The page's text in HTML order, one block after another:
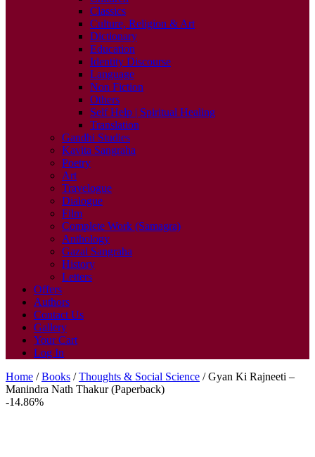
Classics
Culture, Religion & Art
Dictionary
Education
Identity Discourse
Language
Non Fiction
Others
Self Help | Spiritual Healing
Translation
Gandhi Studies
Kavita Sangraha
Poetry
Art
Travelogue
Dialogue
Film
Complete Work (Samagra)
Anthology
Gazal Sangraha
History
Letters
Offers
Authors
Contact Us
Gallery
Your Cart
Log In
Home /Books /Thoughts & Social Science / Gyan Ki Rajneeti –
Manindra Nath Thakur (Paperback)
-14.86%